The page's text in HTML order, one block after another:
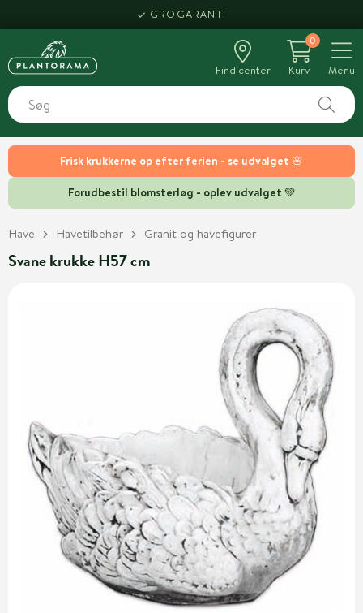
Frisk krukkerne op efter ferien - se udvalget 🌸
Forudbestil blomsterløg - oplev udvalget 💚
GROGARANTI
Find center
0
Kurv
Menu
Have Havetilbehør Granit og havefigurer
Svane krukke H57 cm